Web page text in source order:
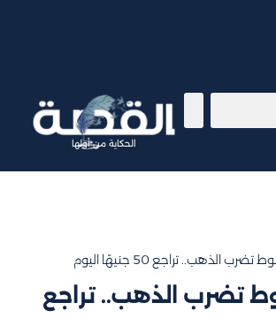
الحكاية من أولها
الذهب.. تراجع 50 جنيهًا اليوم
تضرب الذهب.. تراجع